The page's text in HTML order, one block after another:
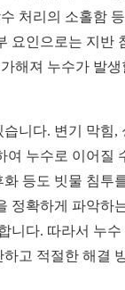
처리의 소홀함
요인으로는 지반
해져 누수가 발생
니다. 변기 막힘,
여 누수로 이어질
등도 빗물 침투
정확하게 파악하
니다. 따라서 누수
고 적절한 해결